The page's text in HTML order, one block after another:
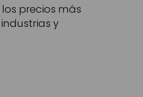
precios más
y